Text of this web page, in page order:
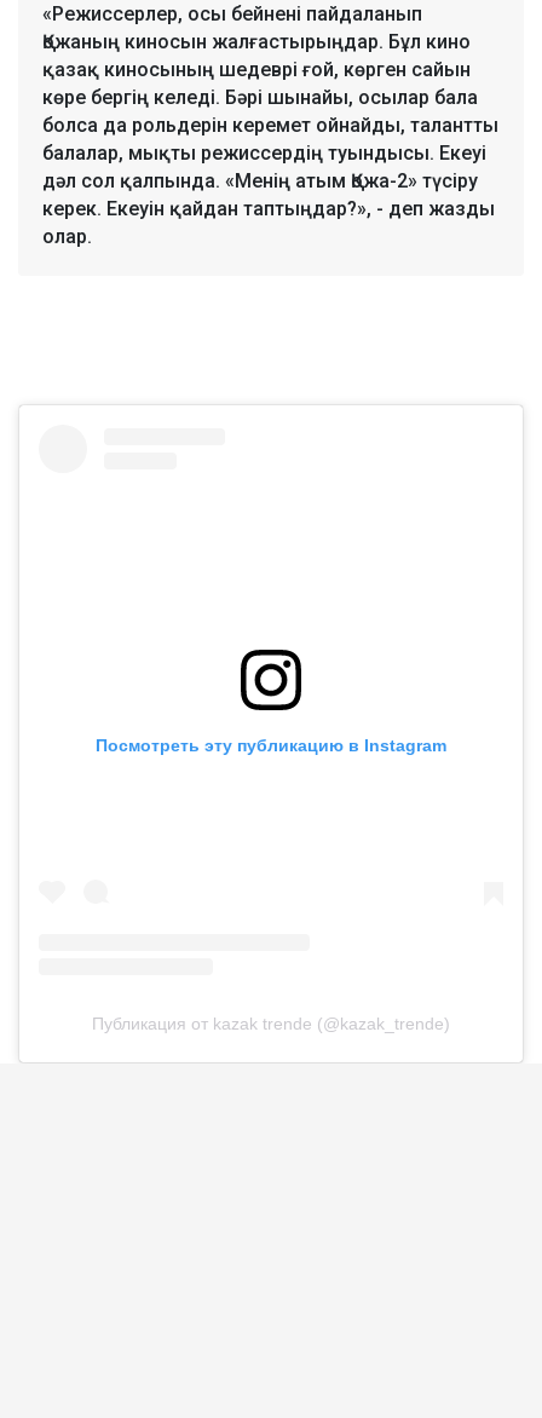
«Режиссерлер, осы бейнені пайдаланып
Қожаның киносын жалғастырыңдар. Бұл кино
қазақ киносының шедеврі ғой, көрген сайын
көре бергің келеді. Бәрі шынайы, осылар бала
болса да рольдерін керемет ойнайды, талантты
балалар, мықты режиссердің туындысы. Екеуі
дәл сол қалпында. «Менің атым Қожа-2» түсіру
керек. Екеуін қайдан таптыңдар?», - деп жазды
олар.
Посмотреть эту публикацию в Instagram
Публикация от kazak trende (@kazak_trende)